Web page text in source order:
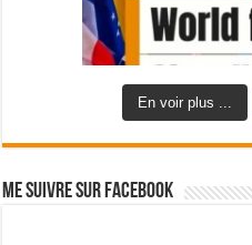
En voir plus ...
Me suivre sur Facebook